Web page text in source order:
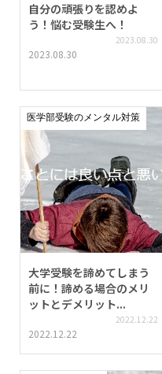
自分の頑張りを認めよ
う！悩む受験生へ！
2023.08.30
2023.08.30
医学部受験のメンタル対策
大学受験を諦めてしまう
前に！諦める場合のメリ
ットとデメリット...
2022.12.22
2022.12.22